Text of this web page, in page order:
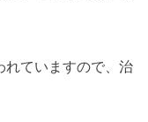
れていますので、治